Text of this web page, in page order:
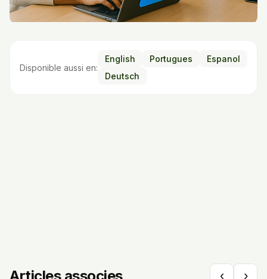
Disponible aussi en:
English Portugues
Espanol
Deutsch
Articles associes ‹ ›